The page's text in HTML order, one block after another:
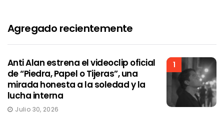
Agregado recientemente
1
Anti Alan estrena el videoclip oficial
de “Piedra, Papel o Tijeras”, una
mirada honesta a la soledad y la
lucha interna
Julio 30, 2026